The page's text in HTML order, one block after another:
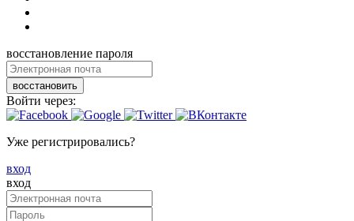
восстановление пароля
восстановить
Войти через:
Уже регистрировались?
вход
вход